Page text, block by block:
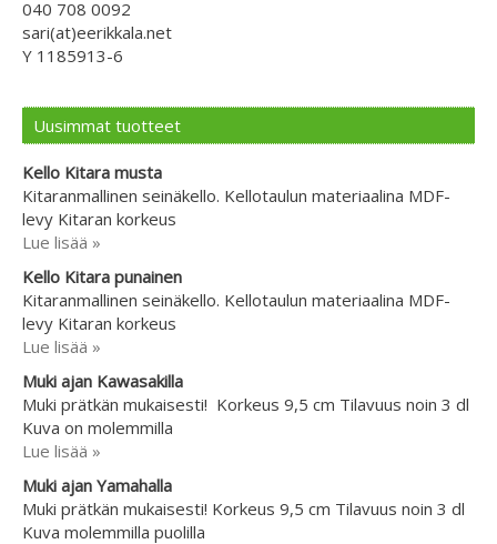
040 708 0092
sari(at)eerikkala.net
Y 1185913-6
Uusimmat tuotteet
Kello Kitara musta
Kitaranmallinen seinäkello. Kellotaulun materiaalina MDF-
levy Kitaran korkeus
Lue lisää »
Kello Kitara punainen
Kitaranmallinen seinäkello. Kellotaulun materiaalina MDF-
levy Kitaran korkeus
Lue lisää »
Muki ajan Kawasakilla
Muki prätkän mukaisesti! Korkeus 9,5 cm Tilavuus noin 3 dl
Kuva on molemmilla
Lue lisää »
Muki ajan Yamahalla
Muki prätkän mukaisesti! Korkeus 9,5 cm Tilavuus noin 3 dl
Kuva molemmilla puolilla